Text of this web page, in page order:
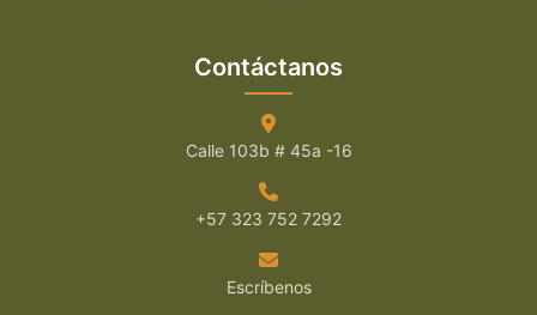
Contáctanos
Calle 103b # 45a -16
+57 323 752 7292
Escríbenos